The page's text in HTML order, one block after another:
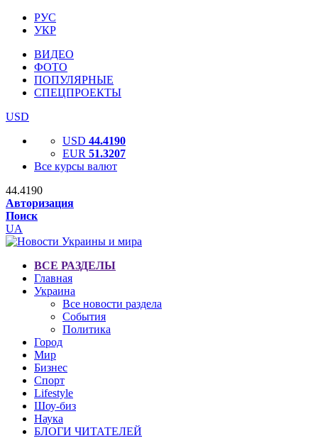
РУС
УКР
ВИДЕО
ФОТО
ПОПУЛЯРНЫЕ
СПЕЦПРОЕКТЫ
USD
USD 44.4190
EUR 51.3207
Все курсы валют
44.4190
Авторизация
Поиск
UA
ВСЕ РАЗДЕЛЫ
Главная
Украина
Все новости раздела
События
Политика
Город
Мир
Бизнес
Спорт
Lifestyle
Шоу-биз
Наука
БЛОГИ ЧИТАТЕЛЕЙ